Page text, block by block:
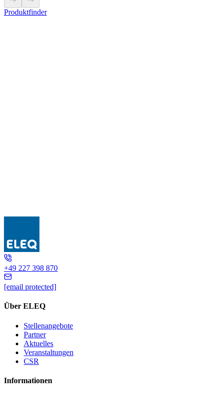
Produktfinder
5L6041
+49 227 398 870
[email protected]
Über ELEQ
Stellenangebote
Partner
Aktuelles
Veranstaltungen
CSR
Informationen